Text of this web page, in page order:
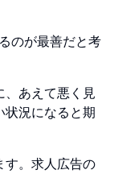
のが最善だと考
、あえて悪く見
状況になると期
す。求人広告の